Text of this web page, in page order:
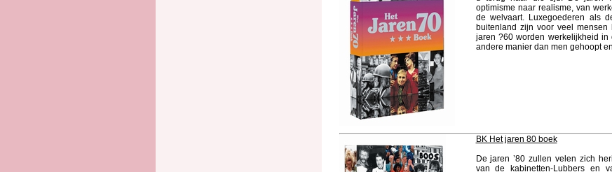
optimisme naar realisme, van
de welvaart. Luxegoederen als
buitenland zijn voor veel
jaren ?60 worden werkelijkheid
andere manier dan men gehoopt
BK Het jaren 80 boek
De jaren ’80 zullen velen zich
van de kabinetten-Lubbers en